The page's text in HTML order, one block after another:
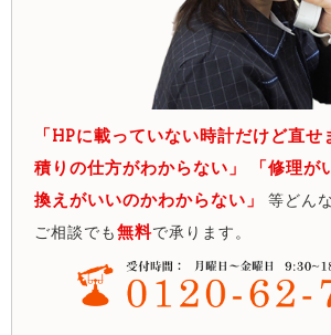
「HPに載っていない時計だけど直
積りの仕方がわからない」 「修理が
換えがいいのかわからない」
等どん
ご相談でも無料で承ります。